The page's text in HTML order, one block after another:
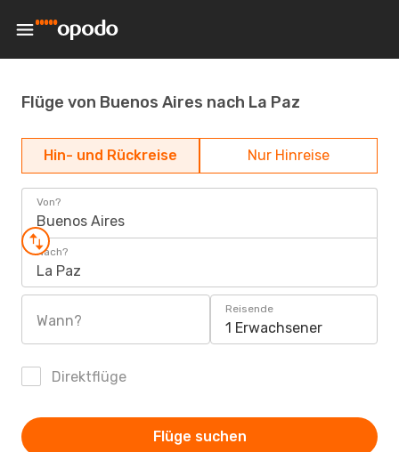
Flüge von Buenos Aires nach La Paz
Hin- und Rückreise Nur Hinreise
Von?
Buenos Aires
Nach?
La Paz
Wann?
Reisende
1 Erwachsener
Direktflüge
Flüge suchen